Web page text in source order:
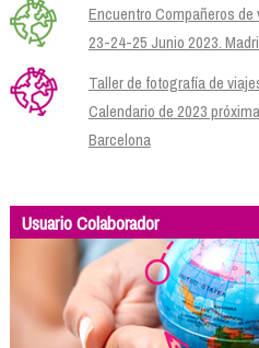
Encuentro Compañeros de
23-24-25 Junio 2023.
Taller de fotografía de
Calendario de 2023
Barcelona
Usuario Colaborador